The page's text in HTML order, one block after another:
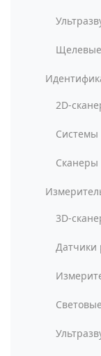
2D-
Системы
Сканеры
3D-
Датчики